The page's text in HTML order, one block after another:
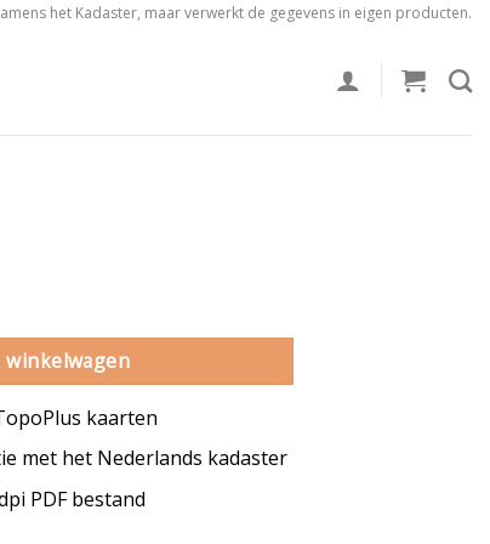
het Kadaster, maar verwerkt de gegevens in eigen producten.
winkelwagen
kaarten
met het Nederlands kadaster
PDF bestand